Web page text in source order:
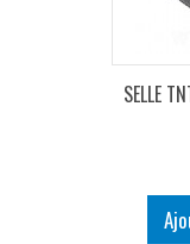
SELLE